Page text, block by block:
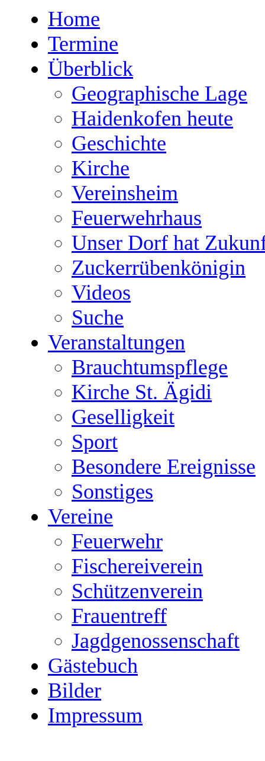
Home
Termine
Überblick
Geographische Lage
Haidenkofen heute
Geschichte
Kirche
Vereinsheim
Feuerwehrhaus
Unser Dorf hat
Zuckerrübenkönigin
Videos
Suche
Veranstaltungen
Brauchtumspflege
Kirche St. Ägidi
Geselligkeit
Sport
Besondere Ereignisse
Sonstiges
Vereine
Feuerwehr
Fischereiverein
Schützenverein
Frauentreff
Jagdgenossenschaft
Gästebuch
Bilder
Impressum